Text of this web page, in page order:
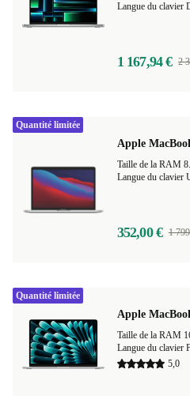
Langue du clavier
1 167,94 € 2
Apple
Taille de la RAM
Langue du clavier
352,00 € 1
Quantité limitée
Apple
Taille de la RAM
Langue du clavier
5,0
Quantité limitée